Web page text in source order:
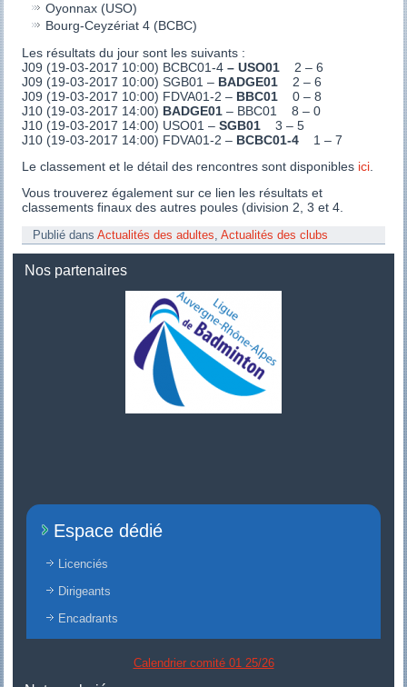
Oyonnax (USO)
Bourg-Ceyzériat 4 (BCBC)
Les résultats du jour sont les suivants :
J09 (19-03-2017 10:00) BCBC01-4 – USO01 2 – 6
J09 (19-03-2017 10:00) SGB01 – BADGE01 2 – 6
J09 (19-03-2017 10:00) FDVA01-2 – BBC01 0 – 8
J10 (19-03-2017 14:00) BADGE01 – BBC01 8 – 0
J10 (19-03-2017 14:00) USO01 –SGB01 3 – 5
J10 (19-03-2017 14:00) FDVA01-2 – BCBC01-4 1 – 7
Le classement et le détail des rencontres sont disponibles ici
Vous trouverez également sur ce lien les résultats et
classements finaux des autres poules (division 2, 3 et 4.
Publié dans Actualités des adultes,Actualités des clubs
Nos partenaires
Espace dédié
Licenciés
Dirigeants
Encadrants
Calendrier comité 01 25/26